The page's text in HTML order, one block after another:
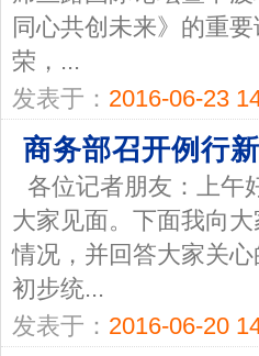
同心共创未来》的重
荣，...
发表于： 2016-06-23
商务部召开例行
各位记者朋友：上午
大家见面。下面我向
情况，并回答大家关
初步统...
发表于： 2016-06-20